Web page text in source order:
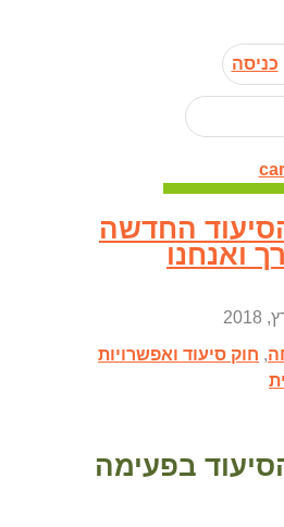
כניסה
החדשה
ואנחנו
, חוק סיעוד ואפשרויות
בפעימה